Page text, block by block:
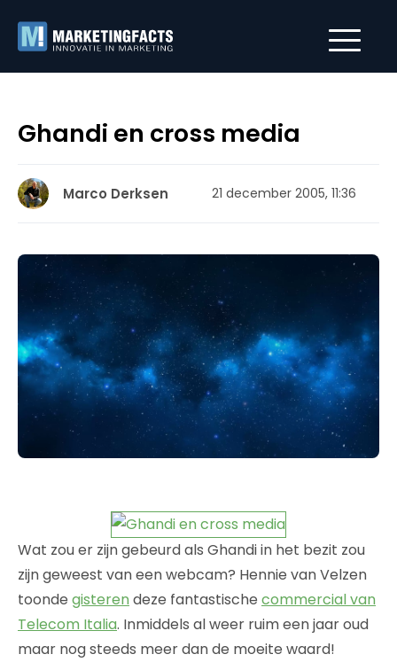
Ghandi en cross media
Marco Derksen 21 december 2005, 11:36
Wat zou er zijn gebeurd als Ghandi in het bezit zou
zijn geweest van een webcam? Hennie van Velzen
toonde gisteren deze fantastische commercial van
Telecom Italia. Inmiddels al weer ruim een jaar oud
maar nog steeds meer dan de moeite waard!